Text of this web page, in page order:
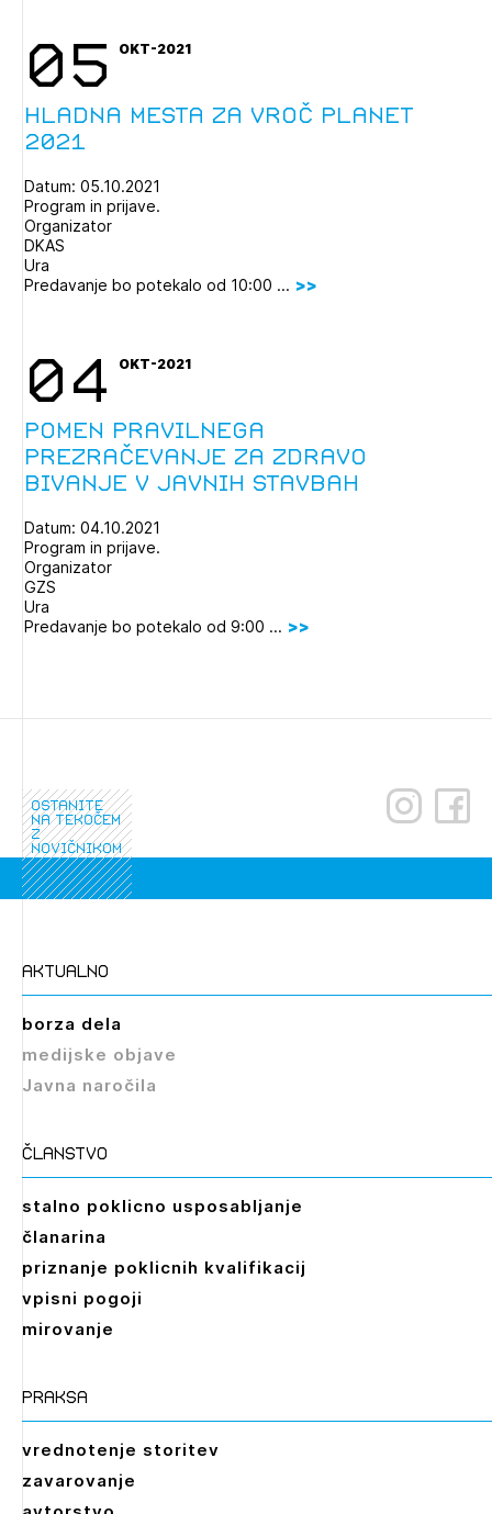
05 OKT-2021
Hladna mesta za vroč planet
2021
Datum: 05.10.2021
Program in prijave.
Organizator
DKAS
Ura
Predavanje bo potekalo od 10:00 ...
04 OKT-2021
Pomen pravilnega
prezračevanje za zdravo
bivanje v javnih stavbah
Datum: 04.10.2021
Program in prijave.
Organizator
GZS
Ura
Predavanje bo potekalo od 9:00 ...
ostanite
na tekočem
z
novičnikom
aktualno
borza dela
medijske objave
Javna naročila
članstvo
stalno poklicno usposabljanje
članarina
priznanje poklicnih kvalifikacij
vpisni pogoji
mirovanje
praksa
vrednotenje storitev
zavarovanje